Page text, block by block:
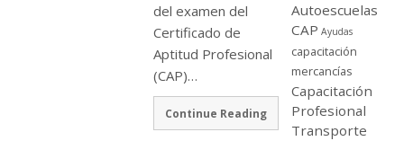
del examen del
Certificado de
Aptitud Profesional
(CAP)…
Continue Reading
Autoescuelas
CAP Ayudas
capacitación
mercancí­as
Capacitación
Profesional
Transporte